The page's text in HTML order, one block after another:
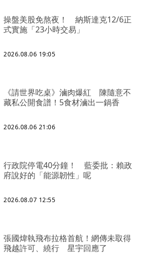
操盤美股免熬夜！ 納斯達克12/6正
式實施「23小時交易」
2026.08.06 19:05
《請世界吃桌》滷肉爆紅 陳隨意不
藏私公開食譜！5食材滷出一鍋香
2026.08.06 21:06
行政院停電40分鐘！ 藍委批：賴政
府說好的「能源韌性」呢
2026.08.07 12:55
張國煒執飛布拉格首航！網傳未取得
飛越許可、繞行 星宇回應了